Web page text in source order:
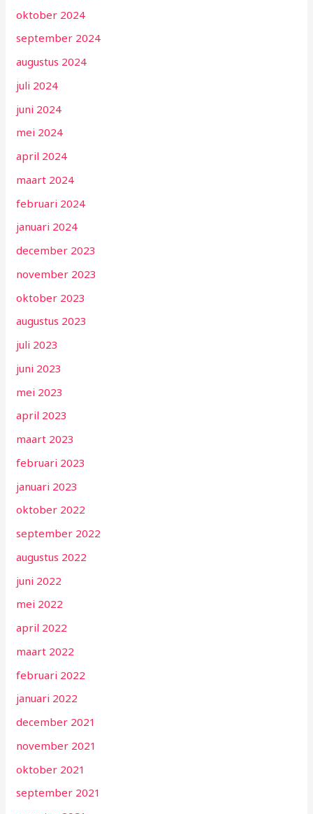
oktober 2024
september 2024
augustus 2024
juli 2024
juni 2024
mei 2024
april 2024
maart 2024
februari 2024
januari 2024
december 2023
november 2023
oktober 2023
augustus 2023
juli 2023
juni 2023
mei 2023
april 2023
maart 2023
februari 2023
januari 2023
oktober 2022
september 2022
augustus 2022
juni 2022
mei 2022
april 2022
maart 2022
februari 2022
januari 2022
december 2021
november 2021
oktober 2021
september 2021